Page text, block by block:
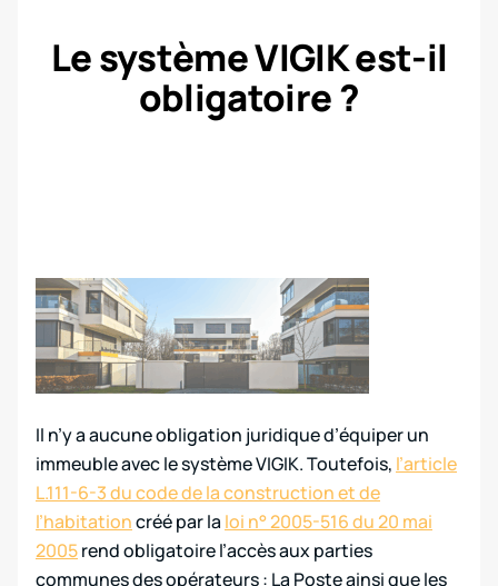
Le système VIGIK est-il
obligatoire ?
Il n’y a aucune obligation juridique d’équiper un
immeuble avec le système VIGIK. Toutefois, l’article
L.111-6-3 du code de la construction et de
l’habitationcréé par la loi n° 2005-516 du 20 mai
2005rend obligatoire l’accès aux parties
communes des opérateurs : La Poste ainsi que les